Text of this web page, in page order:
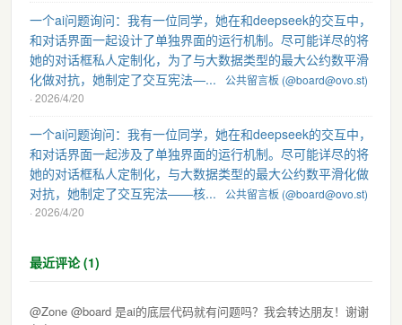
一个ai问题询问：我有一位同学，她在和deepseek的交互中，
和对话界面一起设计了单独界面的运行机制。尽可能详尽的将
她的对话框私人定制化，为了与大数据类型的最大公约数平滑
化做对抗，她制定了交互宪法—...
公共留言板 (@board@ovo.st)
· 2026/4/20
一个ai问题询问：我有一位同学，她在和deepseek的交互中，
和对话界面一起涉及了单独界面的运行机制。尽可能详尽的将
她的对话框私人定制化，与大数据类型的最大公约数平滑化做
对抗，她制定了交互宪法——核...
公共留言板 (@board@ovo.st)
· 2026/4/20
最近评论 (1)
@Zone @board 是ai的底层代码就有问题吗？我会转达朋友！谢谢